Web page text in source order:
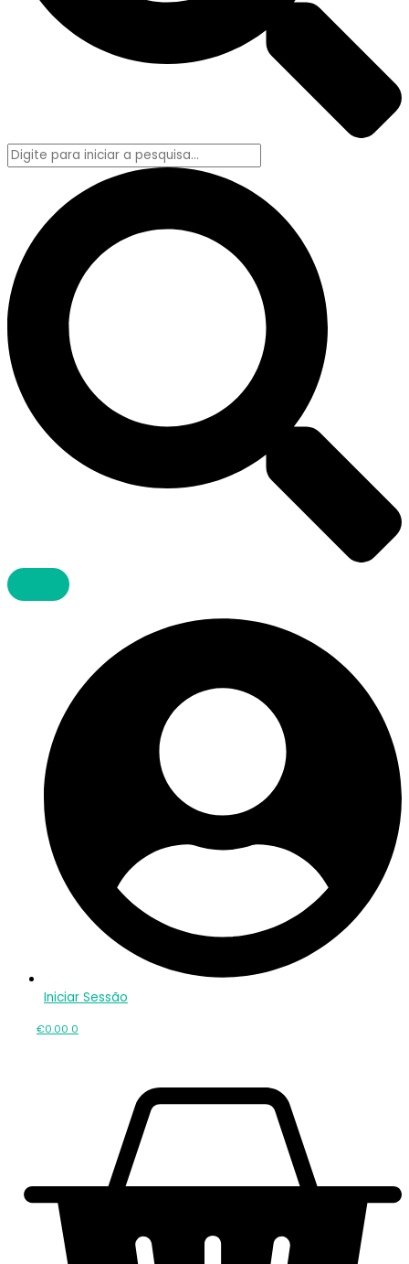
Iniciar Sessão
€0.00 0